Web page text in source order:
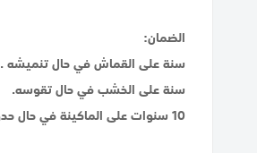
الضمان:
سنة على القماش في حال تنميشه .
سنة على الخشب في حال تقوسه.
10 سنوات على الماكينة في حال حدوث خلل فيها.